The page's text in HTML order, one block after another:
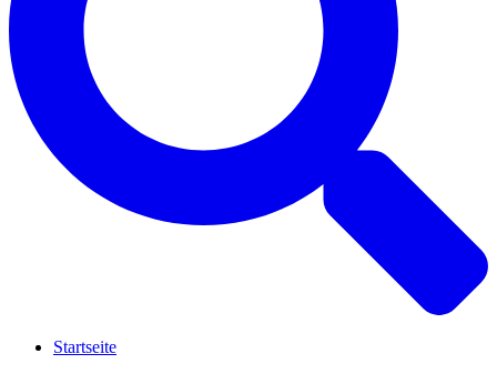
Startseite